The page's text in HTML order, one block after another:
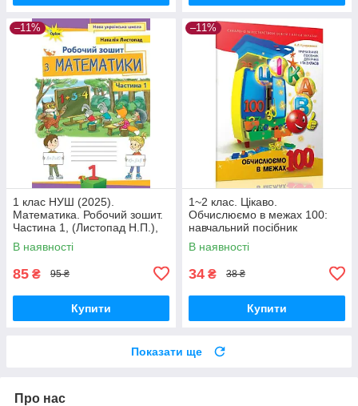
–11%
1 клас НУШ (2025).
Математика. Робочий зошит.
Частина 1, (Листопад Н.П.),
Оріон
В наявності
85 ₴ 95 ₴
Купити
–11%
1~2 клас. Цікаво.
Обчислюємо в межах 100:
навчальний посібник
(Кучерявенко А.Л.), Час
майстрів
В наявності
34 ₴ 38 ₴
Купити
Показати ще
Про нас